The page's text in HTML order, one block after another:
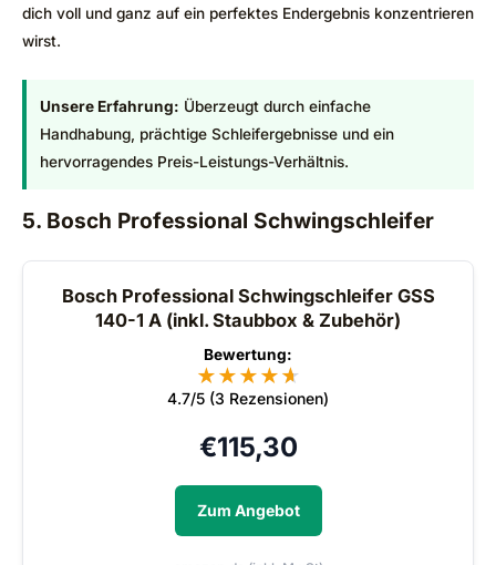
dich voll und ganz auf ein perfektes Endergebnis konzentrieren
wirst.
Unsere Erfahrung: Überzeugt durch einfache
Handhabung, prächtige Schleifergebnisse und ein
hervorragendes Preis-Leistungs-Verhältnis.
5. Bosch Professional Schwingschleifer
Bosch Professional Schwingschleifer GSS
140-1 A (inkl. Staubbox & Zubehör)
Bewertung:
★★★★★
★
4.7/5 (3 Rezensionen)
€115,30
Zum Angebot